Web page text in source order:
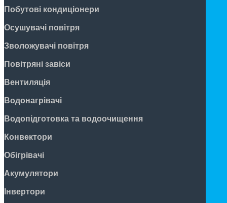
Побутові кондиціонери
Осушувачі повітря
Зволожувачі повітря
Повітряні завіси
Вентиляція
Водонагрівачі
Водопідготовка та водоочищення
Конвектори
Обігрівачі
Акумулятори
Інвертори